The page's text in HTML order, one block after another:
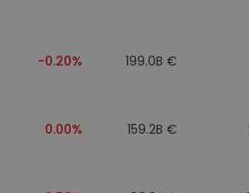
-0.20% 199.0B €
0.00% 159.2B €